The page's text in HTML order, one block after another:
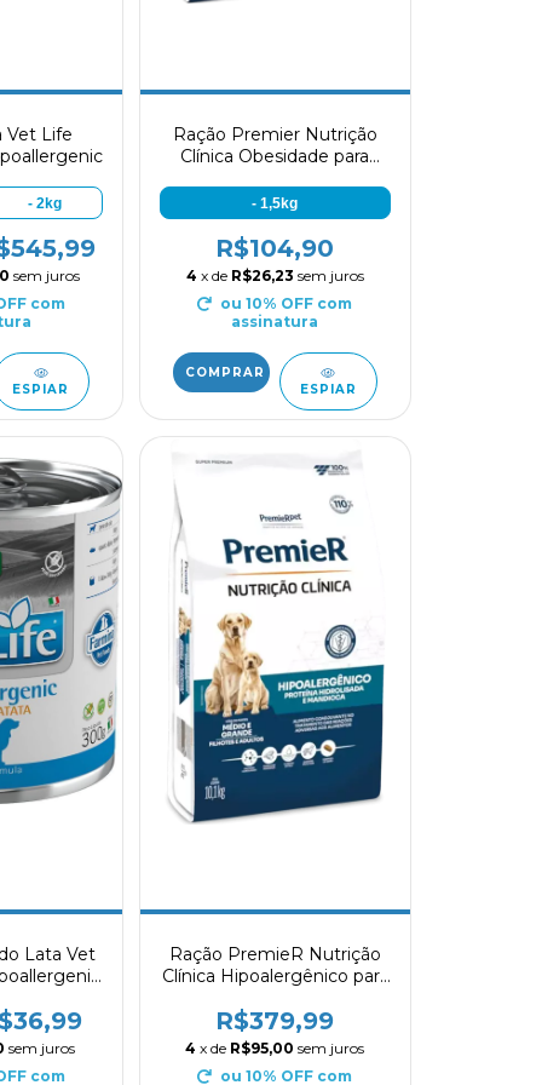
Vet Life
- 2kg
sem juros
com
ESPIAR
Ração Premier Nutrição
Clínica Obesidade para
- 1,5kg
R$104,90
4 x de R$26,23 sem juros
ou 10% OFF com
assinatura
ESPIAR
Lata Vet
sem juros
com
Ração PremieR Nutrição
Clínica Hipoalergênico para
Porte Médio e Grande
Proteína Hidrolisada &
Mandioca 10,1kg
R$379,99
4 x de R$95,00 sem juros
ou 10% OFF com